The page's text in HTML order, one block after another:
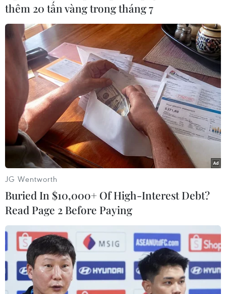
Bắt giữ nghi phạm giết
người khi đang tìm cách
bỏ trốn qua biên giới
Sau khi gây ra án mạng tại thị xã
Tịnh Biên (tỉnh An Giang), Chau
Chan Nô tìm cách vượt biên chạy
sang Campuchia lẩn trốn nhưng
đã bị lực lượng chức năng bắt
giữ ở khu vực biên giới.
(TTXVN/Vietnam+)
thêm 20 tấn vàng trong tháng 7
JG Wentworth
Buried In $10,000+ Of High-Interest Debt?
Read Page 2 Before Paying